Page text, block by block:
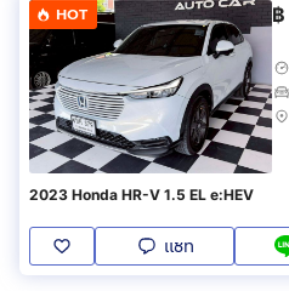
HOT ฿
2023 Honda HR-V 1.5 EL e:HEV
แชท